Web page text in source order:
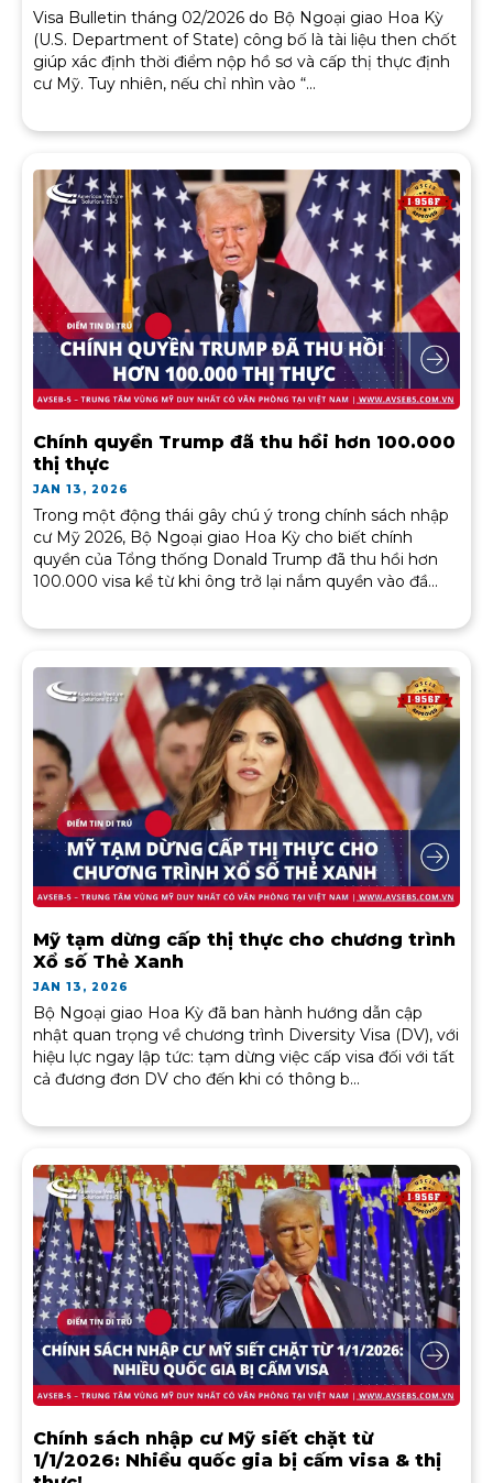
Visa Bulletin tháng 02/2026 do Bộ Ngoại giao Hoa Kỳ
(U.S. Department of State) công bố là tài liệu then chốt
giúp xác định thời điểm nộp hồ sơ và cấp thị thực định
cư Mỹ. Tuy nhiên, nếu chỉ nhìn vào “...
Chính quyền Trump đã thu hồi hơn 100.000
thị thực
JAN 13, 2026
Trong một động thái gây chú ý trong chính sách nhập
cư Mỹ 2026, Bộ Ngoại giao Hoa Kỳ cho biết chính
quyền của Tổng thống Donald Trump đã thu hồi hơn
100.000 visa kể từ khi ông trở lại nắm quyền vào đầ...
Mỹ tạm dừng cấp thị thực cho chương trình
Xổ số Thẻ Xanh
JAN 13, 2026
Bộ Ngoại giao Hoa Kỳ đã ban hành hướng dẫn cập
nhật quan trọng về chương trình Diversity Visa (DV), với
hiệu lực ngay lập tức: tạm dừng việc cấp visa đối với tất
cả đương đơn DV cho đến khi có thông b...
Chính sách nhập cư Mỹ siết chặt từ
1/1/2026: Nhiều quốc gia bị cấm visa & thị